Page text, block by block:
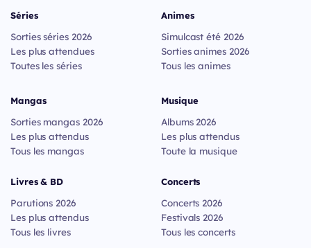
Séries
Sorties séries 2026
Les plus attendues
Toutes les séries
Animes
Simulcast été 2026
Sorties animes 2026
Tous les animes
Mangas
Sorties mangas 2026
Les plus attendus
Tous les mangas
Livres & BD
Parutions 2026
Les plus attendus
Tous les livres
Musique
Albums 2026
Les plus attendus
Toute la musique
Concerts
Concerts 2026
Festivals 2026
Tous les concerts